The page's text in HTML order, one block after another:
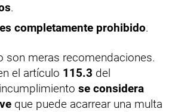
.
completamente prohibido.
son meras recomendaciones.
el artículo 115.3 del
se considera
que puede acarrear una multa